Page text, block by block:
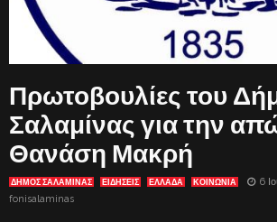
Πρωτοβουλίες του
Σαλαμίνας για την
Θανάση Μακρή
ΔΗΜΟΣ ΣΑΛΑΜΙΝΑΣ ΕΙΔΗΣΕΙΣ ΕΛΛΑΔΑ ΚΟΙΝΩΝΙΑ
6
fonisalaminas